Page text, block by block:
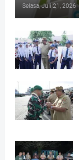
Selasa, Juli 21, 2026